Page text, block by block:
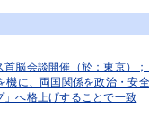
首脳会談開催（於：東京）
機に、両国関係を政治・安
」へ格上げすることで一致